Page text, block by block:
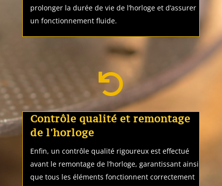
prolonger la durée de vie de l’horloge et d’assurer
un fonctionnement fluide.

Contrôle qualité et remontage
de l'horloge
Enfin, un contrôle qualité rigoureux est effectué
avant le remontage de l’horloge, garantissant ainsi
que tous les éléments fonctionnent correctement